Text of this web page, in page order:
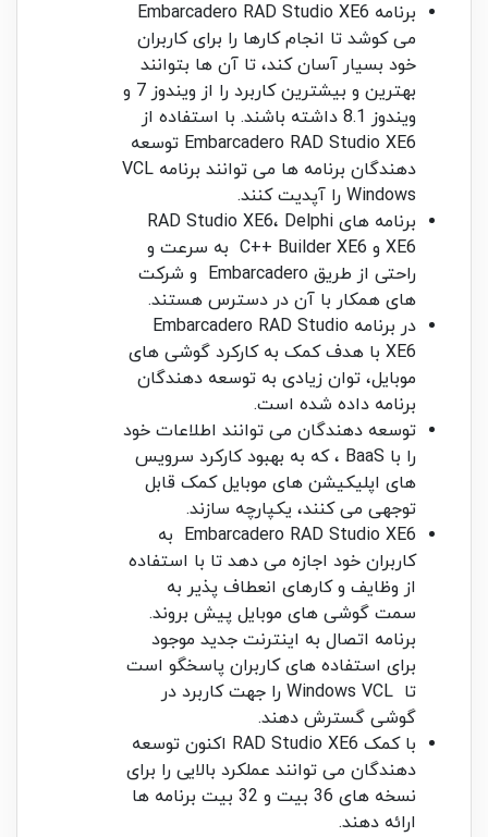
برنامه Embarcadero RAD Studio XE6
می کوشد تا انجام کارها را برای کاربران
خود بسیار آسان کند، تا آن ها بتوانند
بهترین و بیشترین کاربرد را از ویندوز 7 و
ویندوز 8.1 داشته باشند. با استفاده از
Embarcadero RAD Studio XE6 توسعه
دهندگان برنامه ها می توانند برنامه VCL
Windows را آپدیت کنند.
برنامه های RAD Studio XE6، Delphi
XE6 و C++ Builder XE6 به سرعت و
راحتی از طریق Embarcadero و شرکت
های همکار با آن در دسترس هستند.
در برنامه Embarcadero RAD Studio
XE6 با هدف کمک به کارکرد گوشی های
موبایل، توان زیادی به توسعه دهندگان
برنامه داده شده است.
توسعه دهندگان می توانند اطلاعات خود
را با BaaS ، که به بهبود کارکرد سرویس
های اپلیکیشن های موبایل کمک قابل
توجهی می کنند، یکپارچه سازند.
Embarcadero RAD Studio XE6 به
کاربران خود اجازه می دهد تا با استفاده
از وظایف و کارهای انعطاف پذیر به
سمت گوشی های موبایل پیش بروند.
برنامه اتصال به اینترنت جدید موجود
برای استفاده های کاربران پاسخگو است
تا Windows VCL را جهت کاربرد در
گوشی گسترش دهند.
با کمک RAD Studio XE6 اکنون توسعه
دهندگان می توانند عملکرد بالایی را برای
نسخه های 36 بیت و 32 بیت برنامه ها
ارائه دهند.